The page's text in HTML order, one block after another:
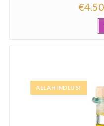
€4.50
ALLAHINDLUS!